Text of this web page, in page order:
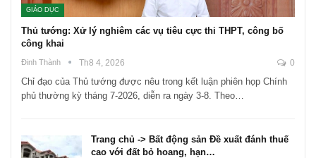
GIÁO DỤC
Thủ tướng: Xử lý nghiêm các vụ tiêu cực thi THPT, công bố
công khai
Đinh Thành Th8 4, 2026 0
Chỉ đạo của Thủ tướng được nêu trong kết luận phiên họp Chính
phủ thường kỳ tháng 7-2026, diễn ra ngày 3-8. Theo…
Trang chủ -> Bất động sản Đề xuất đánh thuế
cao với đất bỏ hoang, hạn…